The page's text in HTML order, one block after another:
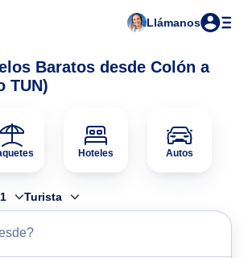
Llámanos
Baratos desde Colón a
TUN)
Hoteles Autos
1 Turista